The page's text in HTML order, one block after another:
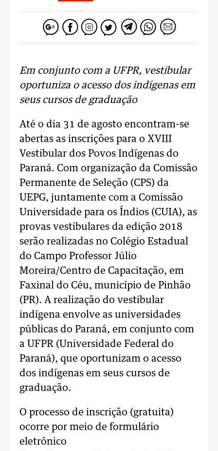
Em conjunto com a UFPR, vestibular
oportuniza o acesso dos indígenas em
seus cursos de graduação
Até o dia 31 de agosto encontram-se
abertas as inscrições para o XVIII
Vestibular dos Povos Indígenas do
Paraná. Com organização da Comissão
Permanente de Seleção (CPS) da
UEPG, juntamente com a Comissão
Universidade para os Índios (CUIA), as
provas vestibulares da edição 2018
serão realizadas no Colégio Estadual
do Campo Professor Júlio
Moreira/Centro de Capacitação, em
Faxinal do Céu, município de Pinhão
(PR). A realização do vestibular
indígena envolve as universidades
públicas do Paraná, em conjunto com
a UFPR (Universidade Federal do
Paraná), que oportunizam o acesso
dos indígenas em seus cursos de
graduação.
O processo de inscrição (gratuita)
ocorre por meio de formulário
eletrônico